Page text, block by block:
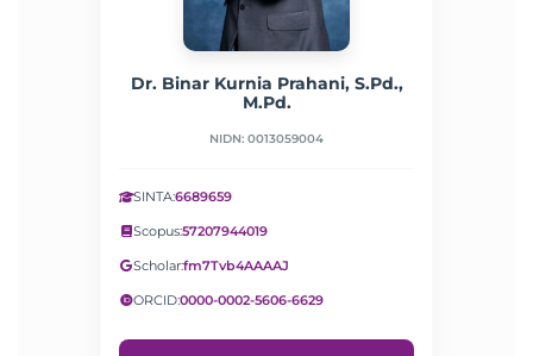
Dr. Binar Kurnia Prahani, S.Pd.,
M.Pd.
NIDN: 0013059004
SINTA:6689659
Scopus:57207944019
Scholar:fm7Tvb4AAAAJ
ORCID:0000-0002-5606-6629